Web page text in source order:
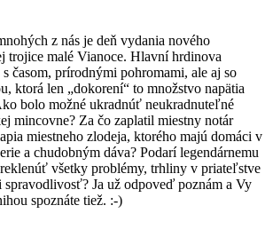
z nás je deň vydania nového
trojice malé Vianoce. Hlavní hrdinova
časom, prírodnými pohromami, ale aj so
ktorá len „dokorení“ to množstvo napätia
bolo možné ukradnúť neukradnuteľné
mincovne? Za čo zaplatil miestny notár
miestneho zlodeja, ktorého majú domáci v
a chudobným dáva? Podarí legendárnemu
všetky problémy, trhliny v priateľstve
Ja už odpoveď poznám a Vy
spoznáte tiež. :-)